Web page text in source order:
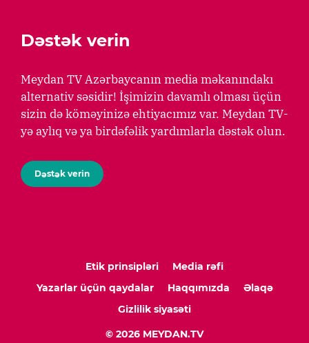
Dəstək verin
Meydan TV Azərbaycanın media məkanındakı
alternativ səsidir! İşimizin davamlı olması üçün
sizin də köməyinizə ehtiyacımız var. Meydan TV-
yə aylıq və ya birdəfəlik yardımlarla dəstək olun.
Dəstək verin
Etik prinsipləri
Media rəfi
Yazarlar üçün qaydalar
Haqqımızda
Əlaqə
Gizlilik siyasəti
© 2026 MEYDAN.TV